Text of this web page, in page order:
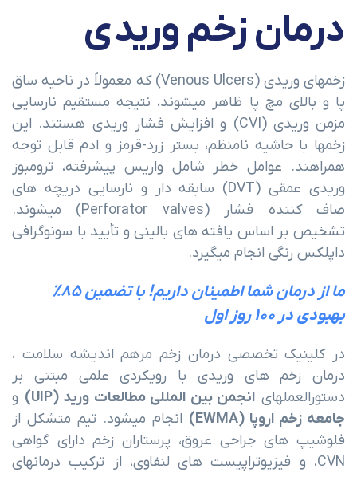
درمان زخم وریدی
زخمهای وریدی (Venous Ulcers) که معمولاً در ناحیه ساق
پا و بالای مچ پا ظاهر میشوند، نتیجه مستقیم نارسایی
مزمن وریدی (CVI) و افزایش فشار وریدی هستند. این
زخمها با حاشیه نامنظم، بستر زرد-قرمز و ادم قابل توجه
همراهند. عوامل خطر شامل واریس پیشرفته، ترومبوز
وریدی عمقی (DVT) سابقه دار و نارسایی دریچه های
صاف کننده فشار (Perforator valves) میشوند.
تشخیص بر اساس یافته های بالینی و تأیید با سونوگرافی
داپلکس رنگی انجام میگیرد.
ما از درمان شما اطمینان داریم! با تضمین ۸۵%
بهبودی در ۱۰۰ روز اول
در کلینیک تخصصی درمان زخم مرهم اندیشه سلامت ،
درمان زخم های وریدی با رویکردی علمی مبتنی بر
دستورالعملهایانجمن بین المللی مطالعات ورید (UIP)
و
جامعه زخم اروپا (EWMA)
انجام میشود. تیم متشکل از
فلوشیپ های جراحی عروق، پرستاران زخم دارای گواهی
CVN، و فیزیوتراپیست های لنفاوی، از ترکیب درمانهای